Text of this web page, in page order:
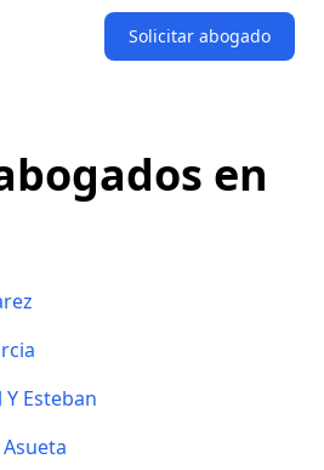
Solicitar abogado
en
Esteban